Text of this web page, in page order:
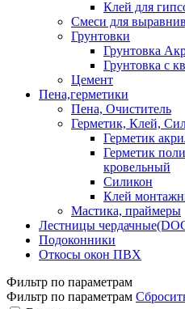
Клей для
Смеси для
Грунтовки
Грунтовка
Грунтовка с
Цемент
Пена,герметики
Пена, Очиститель
Герметик, Клей,
Герметик
Герметик
кровельный
Силикон
Клей
Мастика, праймеры
Лестницы
Подоконники
Откосы окон ПВХ
Фильтр по параметрам
Фильтр по параметрам